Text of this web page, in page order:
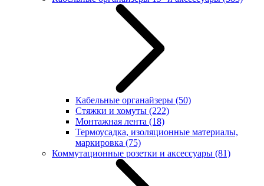
Кабельные органайзеры (50)
Стяжки и хомуты (222)
Монтажная лента (18)
Термоусадка, изоляционные материалы,
маркировка (75)
Коммутационные розетки и аксессуары (81)